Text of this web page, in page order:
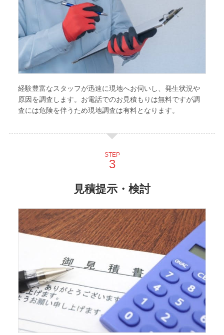
経験豊富なスタッフが迅速に現地へお伺いし、発生状況や
原因を調査します。お電話でのお見積もりは無料ですが調
査には危険を伴うため現地調査は有料となります。
STEP
見積提示・検討